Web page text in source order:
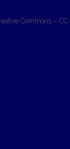
Commons – CC